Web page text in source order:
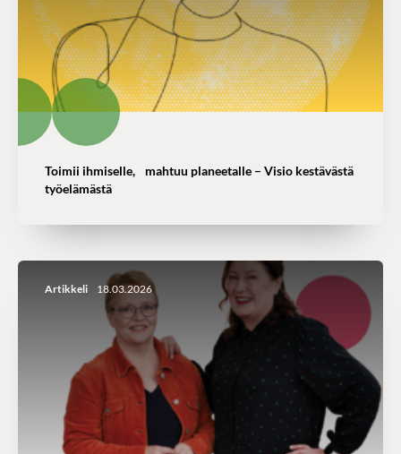
Toimii ihmiselle, mahtuu planeetalle – Visio kestävästä
työelämästä
Artikkeli 18.03.2026